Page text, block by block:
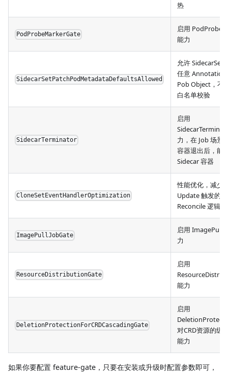
热
PodProbeMarkerGate
启用
能力
SidecarSetPatchPodMetadataDefaultsAllowed
允许 SidecarSet
任意
Pob Object，不
白名单校验
SidecarTerminator
启用
力，在 Job 场景
容器退出后，能
Sidecar 容器
CloneSetEventHandlerOptimization
性能优化，减少
Update 触发的
Reconcile 逻辑
ImagePullJobGate
启用
力
ResourceDistributionGate
启用
能力
DeletionProtectionForCRDCascadingGate
启用
对CRD资源的级
能力
如果你要配置 feature-gate，只要在安装或升级时配置参数即可，